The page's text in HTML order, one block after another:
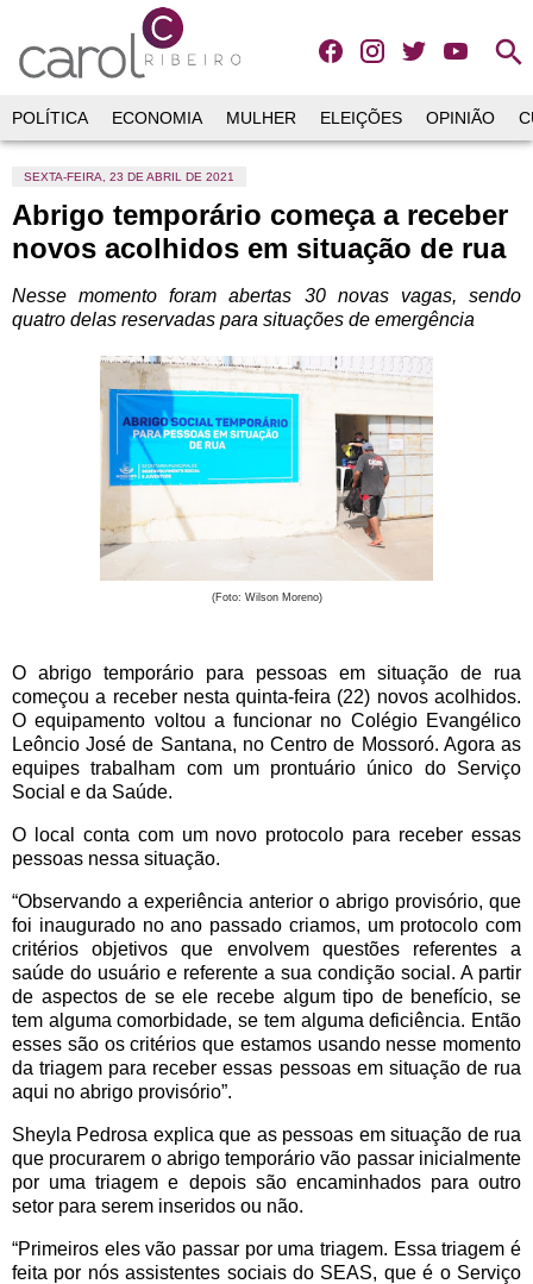
search
POLÍTICA ECONOMIA MULHER ELEIÇÕES OPINIÃO
SEXTA-FEIRA, 23 DE ABRIL DE 2021
Abrigo temporário começa a receber
novos acolhidos em situação de rua
Nesse momento foram abertas 30 novas vagas, sendo
quatro delas reservadas para situações de emergência
(Foto: Wilson Moreno)
O abrigo temporário para pessoas em situação de rua
começou a receber nesta quinta-feira (22) novos acolhidos.
O equipamento voltou a funcionar no Colégio Evangélico
Leôncio José de Santana, no Centro de Mossoró. Agora as
equipes trabalham com um prontuário único do Serviço
Social e da Saúde.
O local conta com um novo protocolo para receber essas
pessoas nessa situação.
“Observando a experiência anterior o abrigo provisório, que
foi inaugurado no ano passado criamos, um protocolo com
critérios objetivos que envolvem questões referentes a
saúde do usuário e referente a sua condição social. A partir
de aspectos de se ele recebe algum tipo de benefício, se
tem alguma comorbidade, se tem alguma deficiência. Então
esses são os critérios que estamos usando nesse momento
da triagem para receber essas pessoas em situação de rua
aqui no abrigo provisório”.
Sheyla Pedrosa explica que as pessoas em situação de rua
que procurarem o abrigo temporário vão passar inicialmente
por uma triagem e depois são encaminhados para outro
setor para serem inseridos ou não.
“Primeiros eles vão passar por uma triagem. Essa triagem é
feita por nós assistentes sociais do SEAS, que é o Serviço